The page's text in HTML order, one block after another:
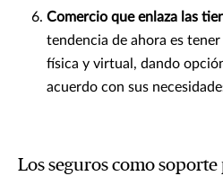
Comercio que enlaza las
tendencia de ahora es
física y virtual, dando
acuerdo con sus
Los seguros como